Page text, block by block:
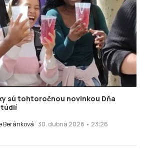
sú tohtoročnou novinkou Dňa
Beránková 30. dubna 2026 • 23:26